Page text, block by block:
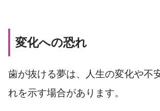
変化への恐れ
歯が抜ける夢は、人生の変化や不
れを示す場合があります。